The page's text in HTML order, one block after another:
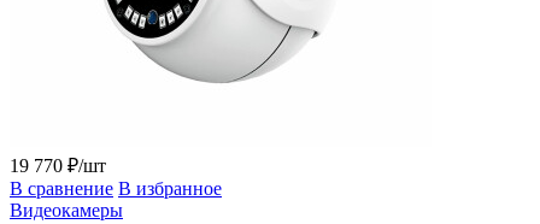
19 770 ₽/шт
В сравнение В избранное
Видеокамеры